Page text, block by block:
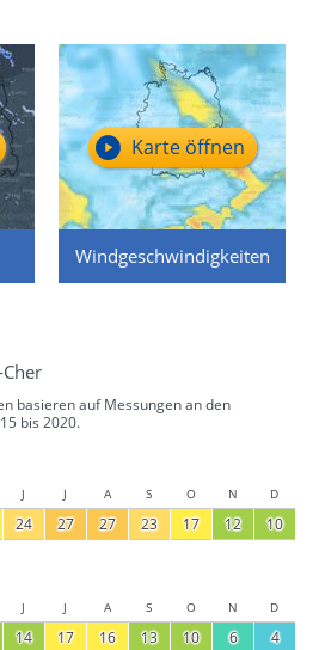
Windgeschwindigkeiten
Karte öffnen
basieren auf Messungen an den
bis 2020.
J J A S O N D
24 27 27 23 17 12 10
J J A S O N D
14 17 16 13 10 6 4